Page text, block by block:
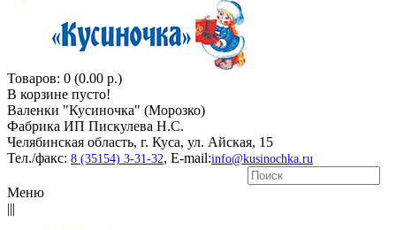
Товаров: 0 (0.00 р.)
В корзине пусто!
Валенки "Кусиночкa" (Морозко)
Фабрика ИП Пискулева Н.С.
Челябинская область, г. Куса, ул. Айская, 15
Тел./факс: 8 (35154) 3-31-32, E-mail:info@kusinochka.ru
Меню
|||